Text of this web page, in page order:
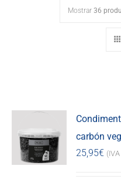
Mostrar 36
carbón
25,95€